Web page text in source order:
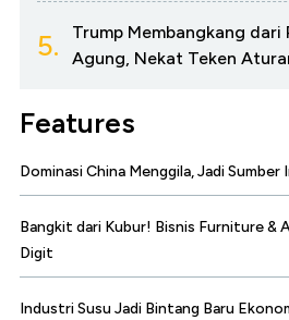
5.
Trump Membangkang dari
Agung, Nekat Teken
Features
Dominasi China Menggila, Jadi Sumber
Bangkit dari Kubur! Bisnis Furniture &
Digit
Industri Susu Jadi Bintang Baru